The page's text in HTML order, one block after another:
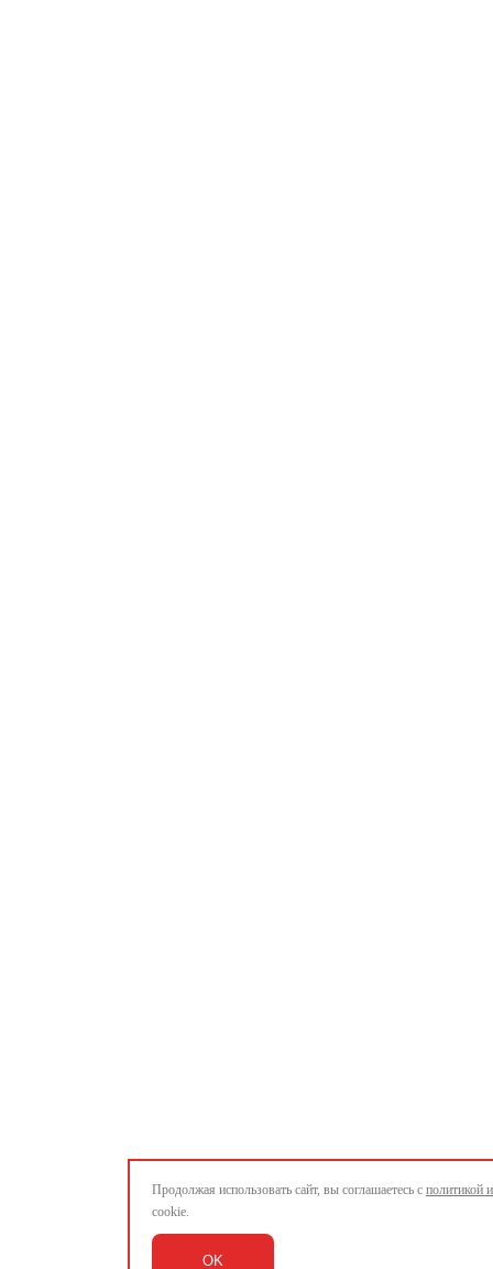
Продолжая использовать сайт, вы соглашаетесь с политикой
cookie.
OK